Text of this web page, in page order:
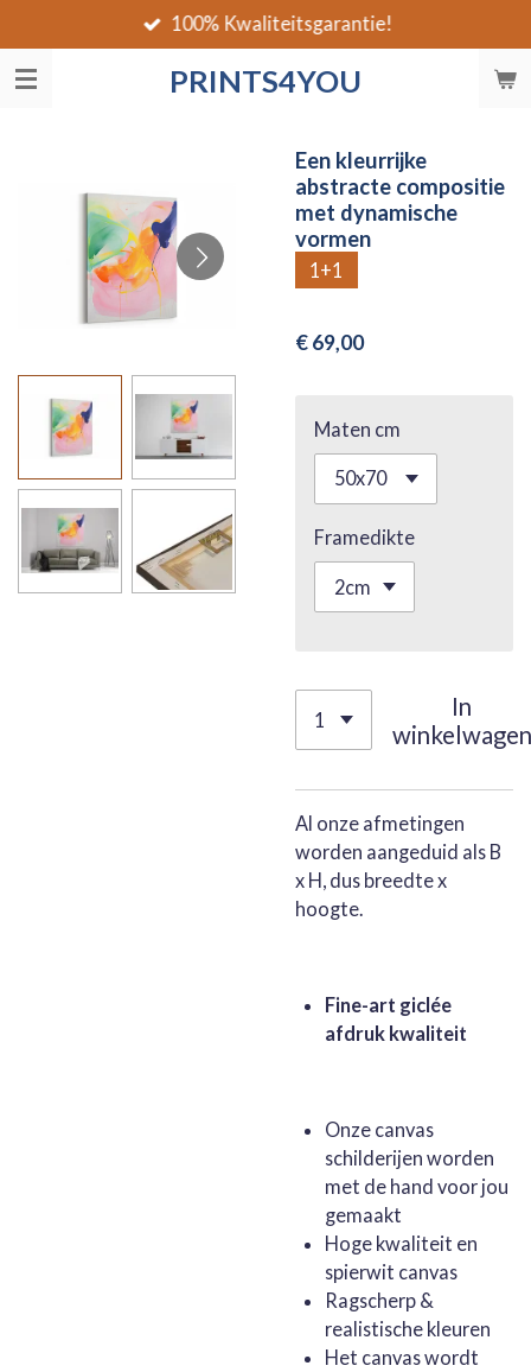
direct
naar
PRINTS4YOU
100% Kwaliteitsgarantie!
Een kleurrijke
abstracte compositie
met dynamische
vormen
1+1
€ 69,00
Maten cm
Framedikte
In
winkelwagen
Al onze afmetingen
worden aangeduid als B
x H, dus breedte x
hoogte.
Fine-art giclée
afdruk kwaliteit
Onze canvas
schilderijen worden
met de hand voor jou
gemaakt
Hoge kwaliteit en
spierwit canvas
Ragscherp &
realistische kleuren
Het canvas wordt